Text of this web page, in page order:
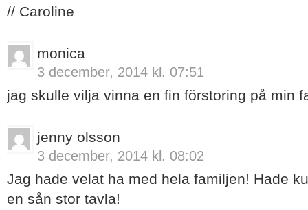
// Caroline
monica
3 december, 2014 kl. 07:51
jag skulle vilja vinna en fin förstoring på min
jenny olsson
3 december, 2014 kl. 08:02
Jag hade velat ha med hela familjen! Hade
en sån stor tavla!